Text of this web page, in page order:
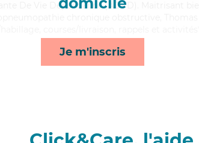
Je m'inscris
De Vie Dépendance (ADVD). Maitrisant